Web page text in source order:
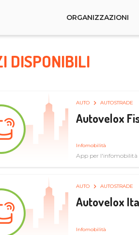
ORGANIZZAZIONI
DISPONIBILI
AUTO AUTOSTRADE
Autovelox
Infomobilità
App per l'infomobilità
AUTO AUTOSTRADE
Autovelox
Infomobilità